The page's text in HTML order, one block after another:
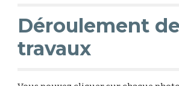
Déroulement
travaux